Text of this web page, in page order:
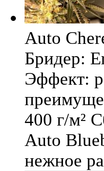
Auto
Бридер:
Эффект:
400 г/м²
Auto
нежное